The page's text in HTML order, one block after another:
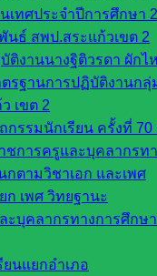
เทศประจำปีการศึกษา
นธ์ สพป.สระแก้วเขต 2
ติงานนางฐิติวรดา ผักไ
รฐานการปฏิบัติงานกลุ่
เขต 2
กรรมนักเรียน ครั้งที่ 70
ชการครูและบุคลากรท
กตามวิชาเอก และเพศ
ก เพศ วิทยฐานะ
ะบุคลากรทางการศึกษา
นแยกอำเภอ